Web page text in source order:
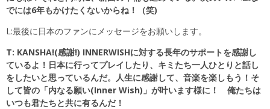
でには6年もかけたくないからね！（笑)
L:最後に日本のファンにメッセージをお願いします。
T: KANSHA!(感謝!) INNERWISHに対する長年のサポートを感謝し
ているよ！日本に行ってプレイしたり、キミたち一人ひとりと話し
をしたいと思っているんだ。人生に感謝して、音楽を楽しもう！そ
して皆の「内なる願い(Inner Wish)」が叶います様に！ 俺たちは
いつも君たちと共に有るんだ！